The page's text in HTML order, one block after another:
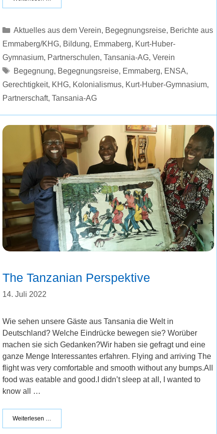
Kategorien
Aktuelles aus dem Verein, Begegnungsreise, Berichte aus
Emmaberg/KHG, Bildung, Emmaberg, Kurt-Huber-
Gymnasium, Partnerschulen, Tansania-AG, Verein
Schlagwörter
Begegnung, Begegnungsreise, Emmaberg, ENSA,
Gerechtigkeit, KHG, Kolonialismus, Kurt-Huber-Gymnasium,
Partnerschaft, Tansania-AG
The Tanzanian Perspektive
14. Juli 2022
Wie sehen unsere Gäste aus Tansania die Welt in
Deutschland? Welche Eindrücke bewegen sie? Worüber
machen sie sich Gedanken?Wir haben sie gefragt und eine
ganze Menge Interessantes erfahren. Flying and arriving The
flight was very comfortable and smooth without any bumps.All
food was eatable and good.I didn’t sleep at all, I wanted to
know all …
Weiterlesen …